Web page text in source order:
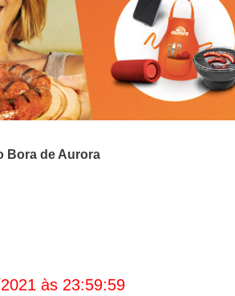
Bora de Aurora
às 23:59:59